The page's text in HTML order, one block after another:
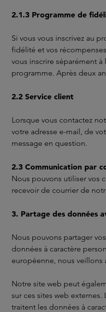
2.1.3 Programme de
Si vous vous inscrivez au
fidélité et vos
vous inscrire séparément
programme. Après deux
2.2 Service client
Lorsque vous contactez
votre adresse e-mail, de
message en question.
2.3 Communication par
Nous pouvons utiliser vos
recevoir de courrier de
3. Partage des données
Nous pouvons partager
données à caractère
européenne, nous veillons
Notre site web peut
sur ces sites web
traitent les données à